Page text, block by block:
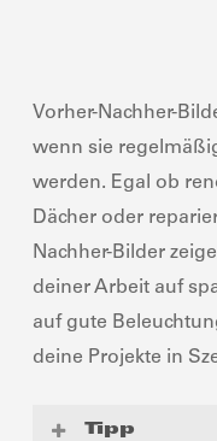
Vorher-Nachher-
wenn sie
werden. Egal ob
Dächer oder
Nachher-Bilder
deiner Arbeit auf
auf gute
deine Projekte in
Tipp